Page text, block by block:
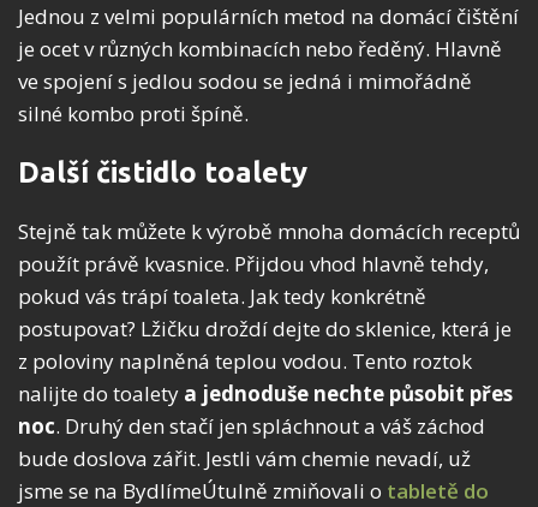
Jednou z velmi populárních metod na domácí čištění
je ocet v různých kombinacích nebo ředěný. Hlavně
ve spojení s jedlou sodou se jedná i mimořádně
silné kombo proti špíně.
Další čistidlo toalety
Stejně tak můžete k výrobě mnoha domácích receptů
použít právě kvasnice. Přijdou vhod hlavně tehdy,
pokud vás trápí toaleta. Jak tedy konkrétně
postupovat? Lžičku droždí dejte do sklenice, která je
z poloviny naplněná teplou vodou. Tento roztok
nalijte do toalety a jednoduše nechte působit přes
noc. Druhý den stačí jen spláchnout a váš záchod
bude doslova zářit. Jestli vám chemie nevadí, už
jsme se na BydlímeÚtulně zmiňovali o tabletě do